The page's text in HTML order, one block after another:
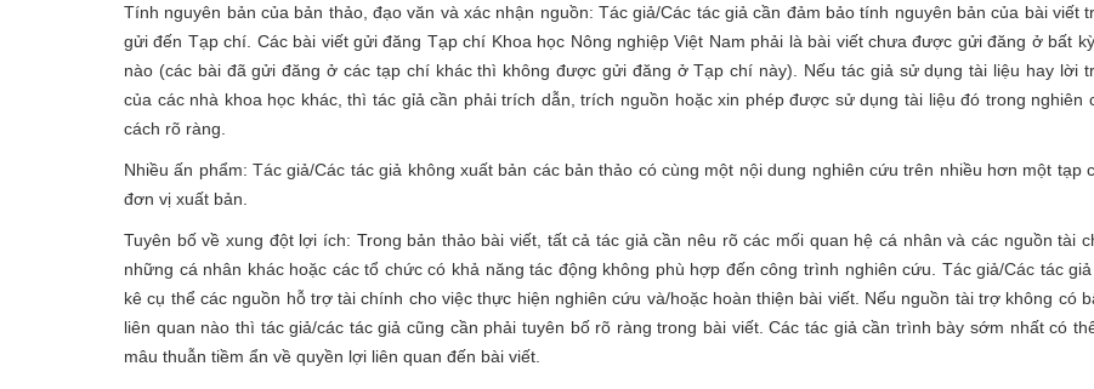
Tính nguyên bản của bản thảo, đạo văn và xác nhận nguồn: Tác giả/Các tác giả cần đảm bảo tính nguyên bản của bài viết
gửi đến Tạp chí. Các bài viết gửi đăng Tạp chí Khoa học Nông nghiệp Việt Nam phải là bài viết chưa được gửi đăng ở bất
nào (các bài đã gửi đăng ở các tạp chí khác thì không được gửi đăng ở Tạp chí này). Nếu tác giả sử dụng tài liệu hay lời
của các nhà khoa học khác, thì tác gỉả cần phải trích dẫn, trích nguồn hoặc xin phép được sử dụng tài liệu đó trong nghiên
cách rõ ràng.
Nhiều ấn phẩm: Tác giả/Các tác giả không xuất bản các bản thảo có cùng một nội dung nghiên cứu trên nhiều hơn một tạp
đơn vị xuất bản.
Tuyên bố về xung đột lợi ích: Trong bản thảo bài viết, tất cả tác giả cần nêu rõ các mối quan hệ cá nhân và các nguồn tài
những cá nhân khác hoặc các tổ chức có khả năng tác động không phù hợp đến công trình nghiên cứu. Tác giả/Các tác
kê cụ thể các nguồn hỗ trợ tài chính cho việc thực hiện nghiên cứu và/hoặc hoàn thiện bài viết. Nếu nguồn tài trợ không có
liên quan nào thì tác giả/các tác giả cũng cần phải tuyên bố rõ ràng trong bài viết. Các tác giả cần trình bày sớm nhất có
mâu thuẫn tiềm ẩn về quyền lợi liên quan đến bài viết.